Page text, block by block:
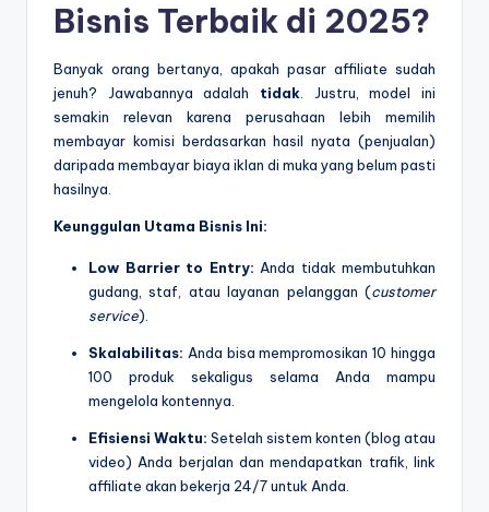
Bisnis Terbaik di 2025?
Banyak orang bertanya, apakah pasar affiliate sudah
jenuh? Jawabannya adalah tidak. Justru, model ini
semakin relevan karena perusahaan lebih memilih
membayar komisi berdasarkan hasil nyata (penjualan)
daripada membayar biaya iklan di muka yang belum pasti
hasilnya.
Keunggulan Utama Bisnis Ini:
Low Barrier to Entry: Anda tidak membutuhkan
gudang, staf, atau layanan pelanggan (customer
service).
Skalabilitas: Anda bisa mempromosikan 10 hingga
100 produk sekaligus selama Anda mampu
mengelola kontennya.
Efisiensi Waktu: Setelah sistem konten (blog atau
video) Anda berjalan dan mendapatkan trafik, link
affiliate akan bekerja 24/7 untuk Anda.